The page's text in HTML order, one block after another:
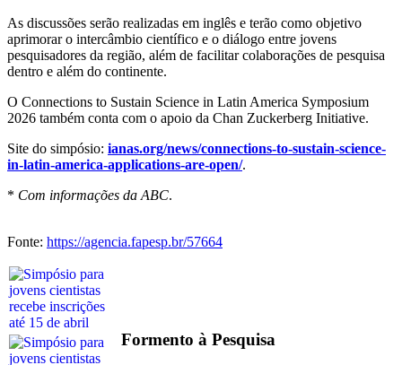
As discussões serão realizadas em inglês e terão como objetivo
aprimorar o intercâmbio científico e o diálogo entre jovens
pesquisadores da região, além de facilitar colaborações de pesquisa
dentro e além do continente.
O Connections to Sustain Science in Latin America Symposium
2026 também conta com o apoio da Chan Zuckerberg Initiative.
Site do simpósio: ianas.org/news/connections-to-sustain-science-
in-latin-america-applications-are-open/.
* Com informações da ABC.
Fonte: https://agencia.fapesp.br/57664
Formento à Pesquisa